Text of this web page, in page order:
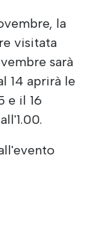
la
visitata
sarà
14 aprirà le
e il 16